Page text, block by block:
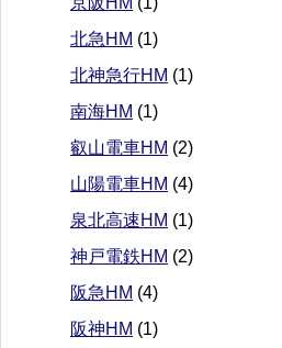
北急HM (1)
北神急行HM (1)
南海HM (1)
叡山電車HM (2)
山陽電車HM (4)
泉北高速HM (1)
神戸電鉄HM (2)
阪急HM (4)
阪神HM (1)